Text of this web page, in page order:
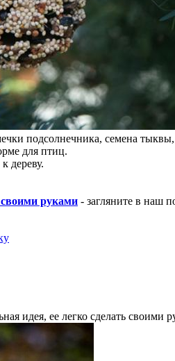
подсолнечника, семена
для птиц.
дереву.
руками - загляните в наш
идея, ее легко сделать своими